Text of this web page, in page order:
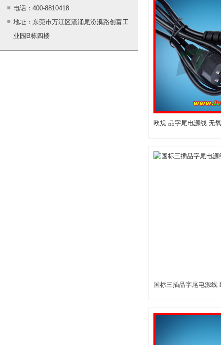
欧规 品字尾电源线 无
国标三插品字尾电源线
电话：400-8810418
地址：东莞市万江区流涌尾汾溪路创富工
业园B栋四楼